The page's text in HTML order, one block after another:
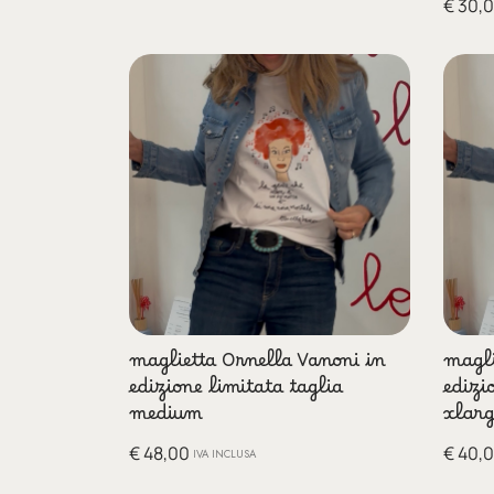
€
maglietta Ornella Vanoni in
edizione limitata taglia
medium
€48,00 IVA INCLUSA €